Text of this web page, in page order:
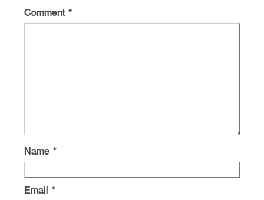
Comment *
Name *
Email *